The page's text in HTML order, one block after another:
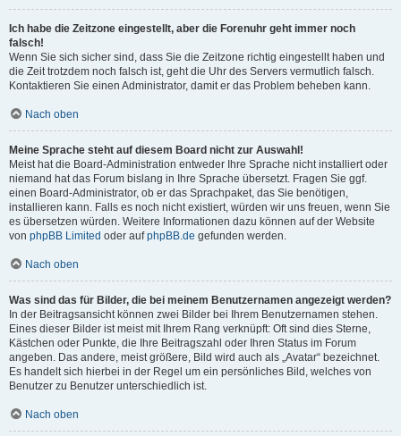
Ich habe die Zeitzone eingestellt, aber die Forenuhr geht immer noch
falsch!
Wenn Sie sich sicher sind, dass Sie die Zeitzone richtig eingestellt haben und
die Zeit trotzdem noch falsch ist, geht die Uhr des Servers vermutlich falsch.
Kontaktieren Sie einen Administrator, damit er das Problem beheben kann.
Nach oben
Meine Sprache steht auf diesem Board nicht zur Auswahl!
Meist hat die Board-Administration entweder Ihre Sprache nicht installiert oder
niemand hat das Forum bislang in Ihre Sprache übersetzt. Fragen Sie ggf.
einen Board-Administrator, ob er das Sprachpaket, das Sie benötigen,
installieren kann. Falls es noch nicht existiert, würden wir uns freuen, wenn Sie
es übersetzen würden. Weitere Informationen dazu können auf der Website
von phpBB Limited oder aufphpBB.de gefunden werden.
Nach oben
Was sind das für Bilder, die bei meinem Benutzernamen angezeigt werden?
In der Beitragsansicht können zwei Bilder bei Ihrem Benutzernamen stehen.
Eines dieser Bilder ist meist mit Ihrem Rang verknüpft: Oft sind dies Sterne,
Kästchen oder Punkte, die Ihre Beitragszahl oder Ihren Status im Forum
angeben. Das andere, meist größere, Bild wird auch als „Avatar“ bezeichnet.
Es handelt sich hierbei in der Regel um ein persönliches Bild, welches von
Benutzer zu Benutzer unterschiedlich ist.
Nach oben